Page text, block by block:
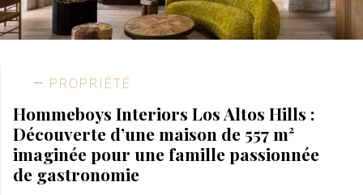
PROPRIÉTÉ
Hommeboys Interiors Los Altos Hills :
Découverte d’une maison de 557 m²
imaginée pour une famille passionnée
de gastronomie